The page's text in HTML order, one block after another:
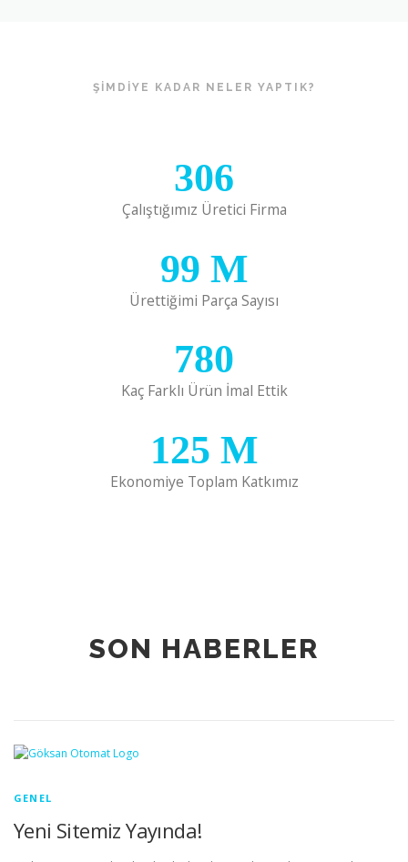
ŞIMDIYE KADAR NELER YAPTIK?
306
Çalıştığımız Üretici Firma
99 M
Ürettiğimi Parça Sayısı
780
Kaç Farklı Ürün İmal Ettik
125 M
Ekonomiye Toplam Katkımız
SON HABERLER
GENEL
Yeni Sitemiz Yayında!